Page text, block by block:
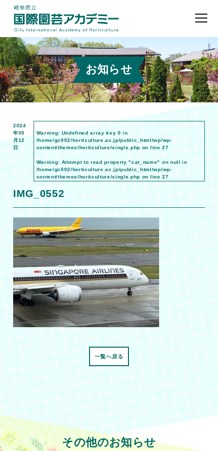
お知らせ
2024
年05
月12
日
Warning: Undefined array key 0 in
/home/gc002/horticulture.ac.jp/public_html/wp/wp-
content/themes/horticulture/single.php on line27
Warning: Attempt to read property "cat_name" on null in
/home/gc002/horticulture.ac.jp/public_html/wp/wp-
content/themes/horticulture/single.php on line27
IMG_0552
一覧へ戻る
その他のお知らせ